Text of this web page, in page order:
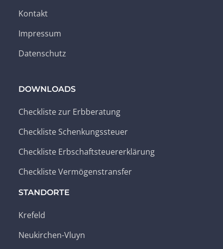
Kontakt
Impressum
Datenschutz
DOWNLOADS
Checkliste zur Erbberatung
Checkliste Schenkungssteuer
Checkliste Erbschaftsteuererklärung
Checkliste Vermögenstransfer
STANDORTE
Krefeld
Neukirchen-Vluyn